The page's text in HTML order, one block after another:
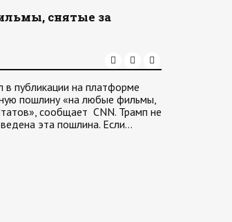
снятые за
в публикации на платформе
пошлину «на любые фильмы,
сообщает CNN. Трамп не
эта пошлина. Если…